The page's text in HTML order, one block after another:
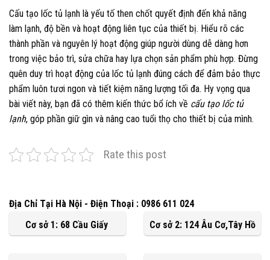
Cấu tạo lốc tủ lạnh là yếu tố then chốt quyết định đến khả năng
làm lạnh, độ bền và hoạt động liên tục của thiết bị. Hiểu rõ các
thành phần và nguyên lý hoạt động giúp người dùng dễ dàng hơn
trong việc bảo trì, sửa chữa hay lựa chọn sản phẩm phù hợp. Đừng
quên duy trì hoạt động của lốc tủ lạnh đúng cách để đảm bảo thực
phẩm luôn tươi ngon và tiết kiệm năng lượng tối đa. Hy vọng qua
bài viết này, bạn đã có thêm kiến thức bổ ích về cấu tạo lốc tủ
lạnh, góp phần giữ gìn và nâng cao tuổi thọ cho thiết bị của mình.
Rate this post
Địa Chỉ Tại Hà Nội - Điện Thoại : 0986 611 024
Cơ sở 1: 68 Cầu Giấy
Cơ sở 2: 124 Âu Cơ,Tây Hồ